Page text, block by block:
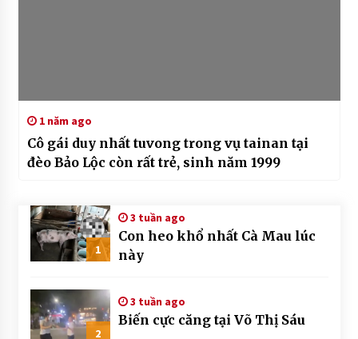
1 năm ago
Cô gái duy nhất tuvong trong vụ tainan tại
đèo Bảo Lộc còn rất trẻ, sinh năm 1999
1
3 tuần ago
Con heo khổ nhất Cà Mau lúc
này
2
3 tuần ago
Biến cực căng tại Võ Thị Sáu